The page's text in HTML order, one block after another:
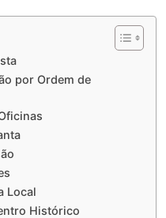
por Ordem de
Local
Histórico